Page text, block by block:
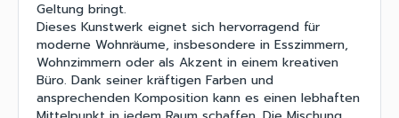
Geltung bringt.
Dieses Kunstwerk eignet sich hervorragend für
moderne Wohnräume, insbesondere in Esszimmern,
Wohnzimmern oder als Akzent in einem kreativen
Büro. Dank seiner kräftigen Farben und
ansprechenden Komposition kann es einen lebhaften